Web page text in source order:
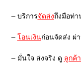
– บริการจัดส่งถึงมือท่า
– โอนเงินก่อนจัดส่ง ผ่
– มั่นใจ ส่งจริง ดู ลูกค้